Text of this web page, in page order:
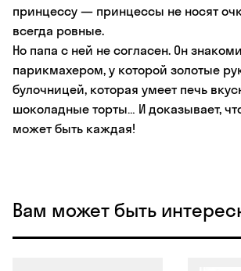
принцессу — принцессы не носят
всегда ровные.
Но папа с ней не согласен. Он
парикмахером, у которой золотые
булочницей, которая умеет печь
шоколадные торты… И доказывает,
может быть каждая!
Вам может быть